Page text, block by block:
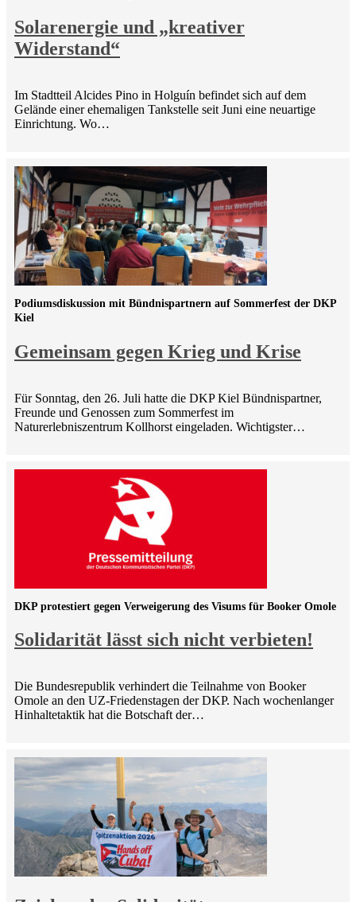
Solarenergie und „kreativer
Widerstand“
Im Stadtteil Alcides Pino in Holguín befindet sich auf dem
Gelände einer ehemaligen Tankstelle seit Juni eine neuartige
Einrichtung. Wo…
Gemeinsam gegen Krieg und Krise
Podiumsdiskussion mit Bündnispartnern auf Sommerfest der DKP
Kiel
Für Sonntag, den 26. Juli hatte die DKP Kiel Bündnispartner,
Freunde und Genossen zum Sommerfest im
Naturerlebniszentrum Kollhorst eingeladen. Wichtigster…
Solidarität lässt sich nicht verbieten!
DKP protestiert gegen Verweigerung des Visums für Booker Omole
Die Bundesrepublik verhindert die Teilnahme von Booker
Omole an den UZ-Friedenstagen der DKP. Nach wochenlanger
Hinhaltetaktik hat die Botschaft der…